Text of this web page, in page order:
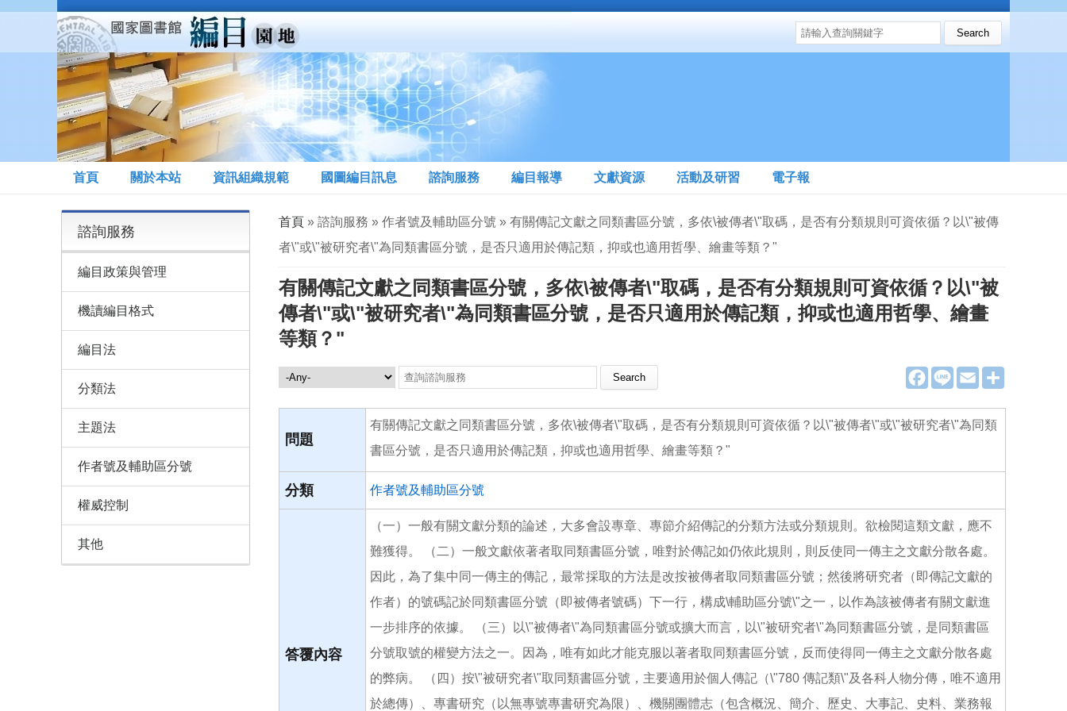
移至主內容
搜尋表單
Search this site
首頁 關於本站 資訊組織規範 國圖編目訊息 諮詢服務 編目報導 文獻資源 活動及研習 電子報
您在這裡
首頁» 諮詢服務 » 作者號及輔助區分號 » 有關傳記文獻之同類書區分號，多依\被傳者\"取碼，是否有分類規則可資依循？以\"被傳
者\"或\"被研究者\"為同類書區分號，是否只適用於傳記類，抑或也適用哲學、繪畫等類？"
有關傳記文獻之同類書區分號，多依\被傳者\"取碼，是否有分類規則可資依循？以\"被
傳者\"或\"被研究者\"為同類書區分號，是否只適用於傳記類，抑或也適用哲學、繪畫
等類？"
F
a
e
b
L
e
E
m
i
l
諮詢服務 Search this site
問題
有關傳記文獻之同類書區分號，多依\被傳者\"取碼，是否有分類規則可資依循？以\"被傳者\"或\"被研究者\"為同類
書區分號，是否只適用於傳記類，抑或也適用哲學、繪畫等類？"
分類 作者號及輔助區分號
答覆內容
（一）一般有關文獻分類的論述，大多會設專章、專節介紹傳記的分類方法或分類規則。欲檢閱這類文獻，應不
難獲得。 （二）一般文獻依著者取同類書區分號，唯對於傳記如仍依此規則，則反使同一傳主之文獻分散各處。
因此，為了集中同一傳主的傳記，最常採取的方法是改按被傳者取同類書區分號；然後將研究者（即傳記文獻的
作者）的號碼記於同類書區分號（即被傳者號碼）下一行，構成\輔助區分號\"之一，以作為該被傳者有關文獻進
一步排序的依據。 （三）以\"被傳者\"為同類書區分號或擴大而言，以\"被研究者\"為同類書區分號，是同類書區
分號取號的權變方法之一。因為，唯有如此才能克服以著者取同類書區分號，反而使得同一傳主之文獻分散各處
的弊病。 （四）按\"被研究者\"取同類書區分號，主要適用於個人傳記（\"780 傳記類\"及各科人物分傳，唯不適用
於總傳）、專書研究（以無專號專書研究為限）、機關團體志（包含概況、簡介、歷史、大事記、史料、業務報
諮詢服務
編目政策與管理
機讀編目格式
編目法
分類法
主題法
作者號及輔助區分號
權威控制
其他